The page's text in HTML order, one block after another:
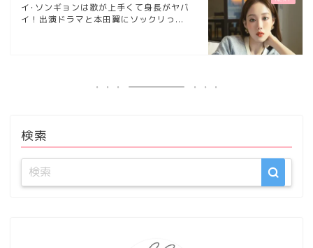
イ･ソンギョンは歌が上手くて身長がヤバ
イ！出演ドラマと本田翼にソックリっ...
検索